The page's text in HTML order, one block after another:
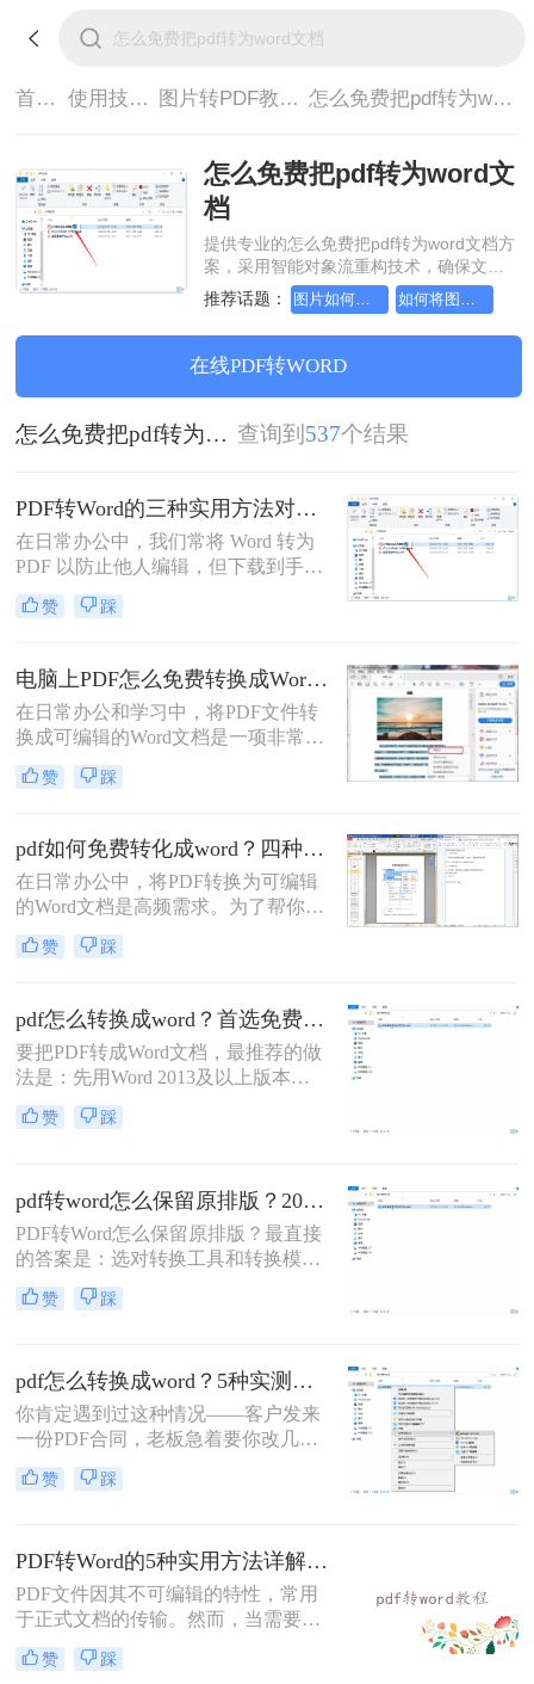
首页> 使用技巧> 图片转PDF教程> 怎么免费把pdf转为word文档
怎么免费把pdf转为word文
档
提供专业的怎么免费把pdf转为word文档方
案，采用智能对象流重构技术，确保文档
1:1高保真还原且排版不乱码。支持一键批
量处理，全链路 SSL 加密保障隐私安全。
助您快速实现怎么免费把pdf转为word文
档，无需安装，高效办公。
推荐话题： 图片如何转成pdf文档，实用方法不要错过
在线PDF转WORD
怎么免费把pdf转为word文档 查询到 537个结果
PDF转Word的三种实用方法对比：可编辑、保格式、避风险！
在日常办公中，我们常将 Word 转为
PDF 以防止他人编辑，但下载到手的
PDF 往往又需要修改内容，这时就不
得不将 PDF 再转回 Word。然而，很
错乱，要么工具捆绑广告，甚至文件
受损。那么 PDF 如何改成 Word 文
档？本文从 转换质量、操作难度、文
件安全、批量能力 四个维度，对比三
种主流方法，帮助您快速选出最合适
的那一种。
赞 踩
电脑上PDF怎么免费转换成Word？四种方法对比与实操指南（附详细表格）!
在日常办公和学习中，将PDF文件转
换成可编辑的Word文档是一项非常高
频的需求。PDF虽然版式固定、不易
篡改，但编辑修改较为困难，而Word
为了帮你快速选出最适合自己的转换
方式，下表汇总了四种主流免费方法
的核心差异：
赞 踩
pdf如何免费转化成word？四种方法对比与实操指南（附详细表格）
在日常办公中，将PDF转换为可编辑
的Word文档是高频需求。为了帮你快
速选出最适合自己的方案，下表汇总
了四种主流免费方法的核心差异：
赞 踩
pdf怎么转换成word？首选免费工具，复杂文件再上专业软件！
要把PDF转成Word文档，最推荐的做
法是：先用Word 2013及以上版本直
接打开PDF（免费、无损）、再用
Google Drive在线转换（免费、云
底。
赞 踩
pdf转word怎么保留原排版？2026最新实测，这5种方法从免费到专业全搞定！
PDF转Word怎么保留原排版？最直接
的答案是：选对转换工具和转换模式
——可编辑PDF优先用Word直接打开
或专业转换软件的“排版优先”模式，
排版错乱、表格移位、字体变样等问
题的核心原则。
赞 踩
pdf怎么转换成word？5种实测方法，从免费到专业全攻略！
你肯定遇到过这种情况——客户发来
一份PDF合同，老板急着要你改几个
字；老师上传的PDF课件，你想复制
一段做笔记；或者自己扫描的纸质文
者，“pdf怎么转换成word”绝对是高频
刚需。
赞 踩
PDF转Word的5种实用方法详解：含扫描件OCR处理与格式校对指南！
PDF文件因其不可编辑的特性，常用
于正式文档的传输。然而，当需要对
PDF内容进行修改时，将其转换为可
编辑的Word文档是必要的。那么pdf
赞 踩